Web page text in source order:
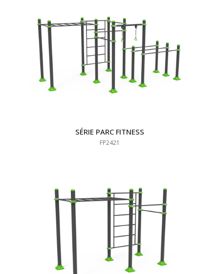
SÉRIE PARC FITNESS
FP2421